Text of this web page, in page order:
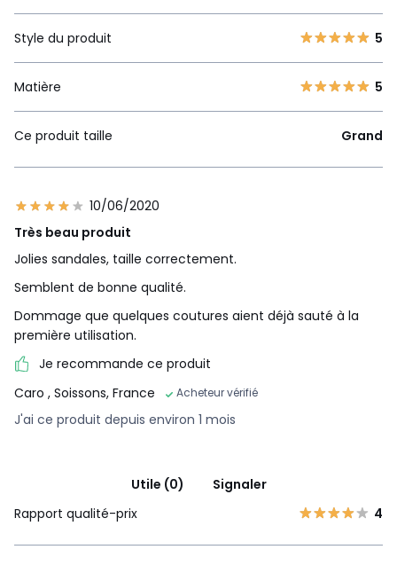
Style du produit 5
Matière 5
Ce produit taille Grand
10/06/2020
Très beau produit
Jolies sandales, taille correctement.
Semblent de bonne qualité.
Dommage que quelques coutures aient déjà sauté à la
première utilisation.
Je recommande ce produit
Caro , Soissons, France Acheteur vérifié
J'ai ce produit depuis environ 1 mois
Utile (0)
Signaler
Rapport qualité-prix
4